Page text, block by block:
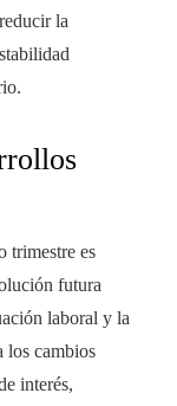
la
trimestre es
futura
laboral y la
los cambios
interés,